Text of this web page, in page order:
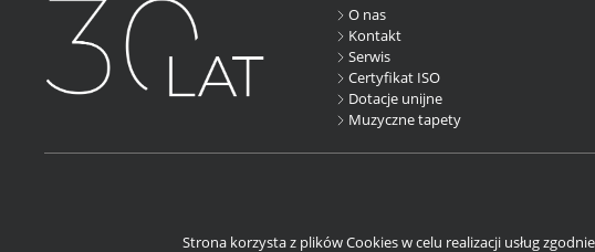
O nas
Kontakt
Serwis
Certyfikat ISO
Dotacje unijne
Muzyczne tapety
Strona korzysta z plików Cookies w celu realizacji usług